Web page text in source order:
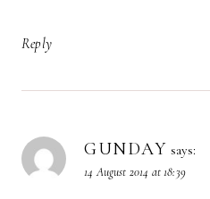
Reply
GUNDAY says:
14 August 2014 at 18:39